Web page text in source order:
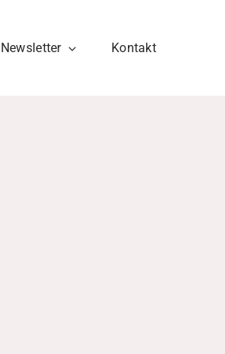
Newsletter Kontakt